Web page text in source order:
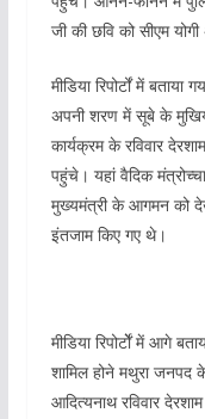
जी की छवि को सीएम
मीडिया रिपोर्टों में
अपनी शरण में सूबे के
कार्यक्रम के रविवार
पहुंचे। यहां वैदिक
मुख्यमंत्री के आगमन को
इंतजाम किए गए थे।
मीडिया रिपोर्टोें में आगे
शामिल होने मथुरा जनपद
आदित्यनाथ रविवार